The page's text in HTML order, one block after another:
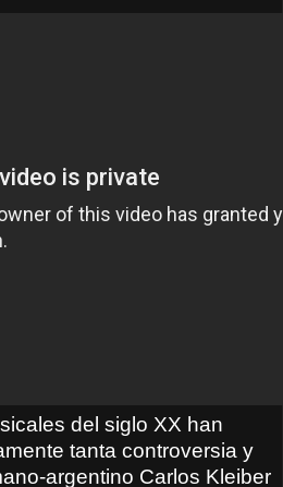
del siglo XX han
tanta controversia y
argentino Carlos Kleiber